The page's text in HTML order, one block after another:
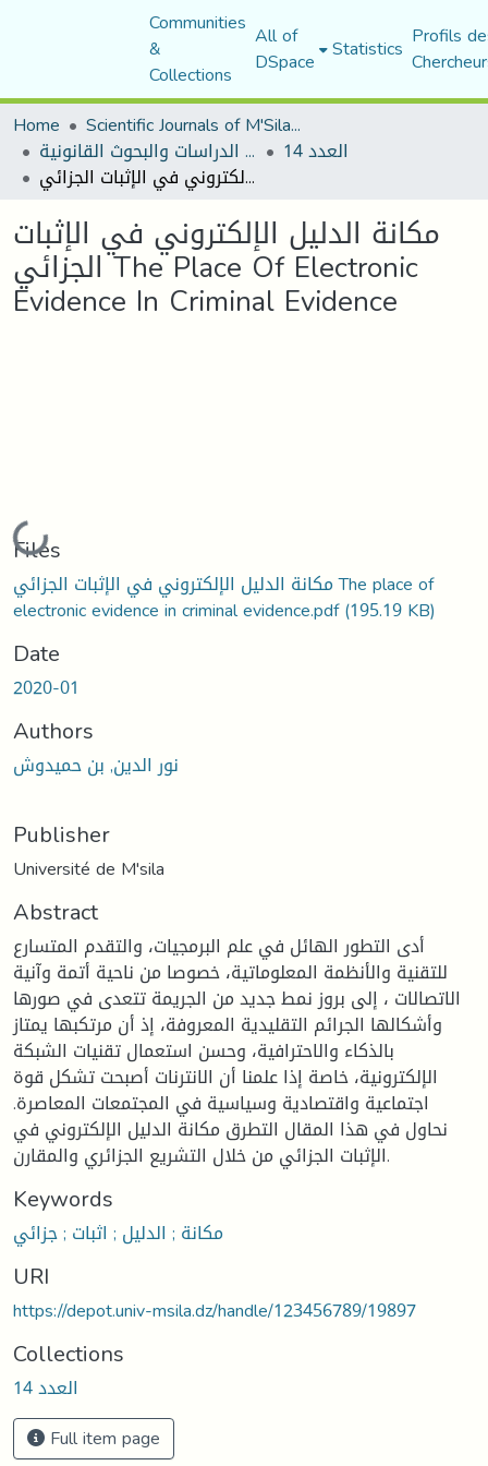
Communities
&
Collections
All of
DSpace Statistics Profils
Home
Scientific Journals of M'Sila University
مجلة الدراسات والبحوث القانونية العدد 14
مكانة الدليل الإلكتروني في الإثبات الجزائي The Place Of Electronic Evidence In Criminal Evidence
مكانة الدليل الإلكتروني في الإثبات
الجزائي The Place Of Electronic
Evidence In Criminal Evidence
Loading...
Files
مكانة الدليل الإلكتروني في الإثبات الجزائي The place of
electronic evidence in criminal evidence.pdf(195.19 KB)
Date
2020-01
Authors
نور الدين, بن حميدوش
Publisher
Université de M'sila
Abstract
أدى التطور الهائل في علم البرمجيات، والتقدم المتسارع
للتقنية والأنظمة المعلوماتية، خصوصا من ناحية أتمة وآنية
الاتصالات ، إلى بروز نمط جديد من الجريمة تتعدى في صورها
وأشكالها الجرائم التقليدية المعروفة، إذ أن مرتكبها يمتاز
بالذكاء والاحترافية، وحسن استعمال تقنيات الشبكة
الإلكترونية، خاصة إذا علمنا أن الانترنات أصبحت تشكل قوة
اجتماعية واقتصادية وسياسية في المجتمعات المعاصرة.
نحاول في هذا المقال التطرق مكانة الدليل الإلكتروني في
الإثبات الجزائي من خلال التشريع الجزائري والمقارن.
Keywords
مكانة ; الدليل ; اثبات ; جزائي
URI
https://depot.univ-msila.dz/handle/123456789/19897
Collections
العدد 14
Full item page